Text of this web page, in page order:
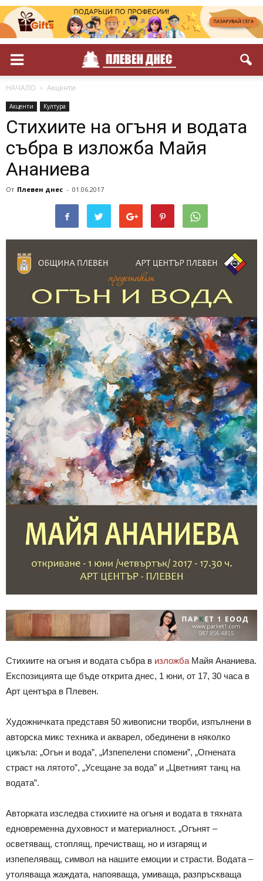
НАЧАЛО Акценти
Акценти Култура
Стихиите на огъня и водата
събра в изложба Майя
Ананиева
От Плевен днес - 01.06.2017
Стихиите на огъня и водата събра в изложба Майя Ананиева.
Експозицията ще бъде открита днес, 1 юни, от 17, 30 часа в
Арт центъра в Плевен.
Художничката представя 50 живописни творби, изпълнени в
авторска микс техника и акварел, обединени в няколко
цикъла: „Огън и вода”, „Изпепелени спомени”, „Огнената
страст на лятото”, „Усещане за вода” и „Цветният танц на
водата”.
Авторката изследва стихиите на огъня и водата в тяхната
едновременна духовност и материалност. „Огънят –
осветяващ, стоплящ, пречистващ, но и изгарящ и
изпепеляващ, символ на нашите емоции и страсти. Водата –
утоляваща жаждата, напояваща, умиваща, разпръскваща